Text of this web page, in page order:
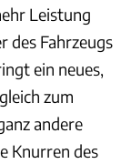
Leistung
des Fahrzeugs
ein neues,
zum
andere
Knurren des